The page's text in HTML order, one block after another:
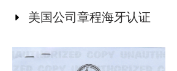
美国公司章程海牙认证